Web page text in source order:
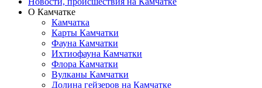
О Камчатке
Камчатка
Карты Камчатки
Фауна Камчатки
Ихтиофауна Камчатки
Флора Камчатки
Вулканы Камчатки
Долина гейзеров на Камчатке